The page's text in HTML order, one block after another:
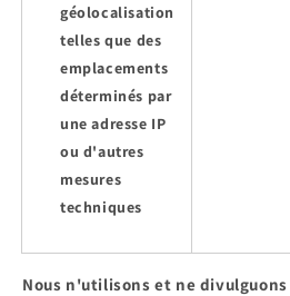
géolocalisation
telles que des
emplacements
déterminés par
une adresse IP
ou d'autres
mesures
techniques
Nous n'utilisons et ne